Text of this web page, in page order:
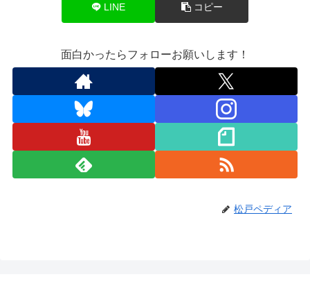
LINE コピー
面白かったらフォローお願いします！
松戸ペディア